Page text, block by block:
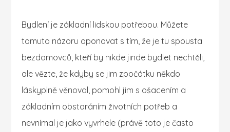
Bydlení je základní lidskou potřebou. Můžete
tomuto názoru oponovat s tím, že je tu spousta
bezdomovců, kteří by nikde jinde bydlet nechtěli,
ale vězte, že kdyby se jim zpočátku někdo
láskyplně věnoval, pomohl jim s ošacením a
základním obstaráním životních potřeb a
nevnímal je jako vyvrhele (právě toto je často